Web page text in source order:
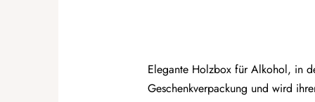
Elegante Holzbox für Alkohol, in
Geschenkverpackung und wird